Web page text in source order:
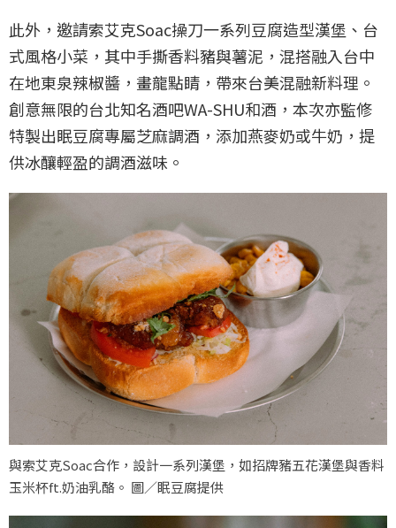
此外，邀請索艾克Soac操刀一系列豆腐造型漢堡、台
式風格小菜，其中手撕香料豬與薯泥，混搭融入台中
在地東泉辣椒醬，畫龍點睛，帶來台美混融新料理。
創意無限的台北知名酒吧WA-SHU和酒，本次亦監修
特製出眠豆腐專屬芝麻調酒，添加燕麥奶或牛奶，提
供冰釀輕盈的調酒滋味。
與索艾克Soac合作，設計一系列漢堡，如招牌豬五花漢堡與香料
玉米杯ft.奶油乳酪。 圖／眠豆腐提供